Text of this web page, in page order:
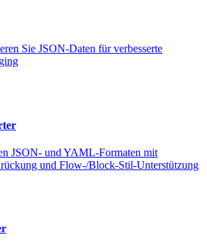
Sie JSON-Daten für verbesserte
JSON- und YAML-Formaten mit
und Flow-/Block-Stil-Unterstützung